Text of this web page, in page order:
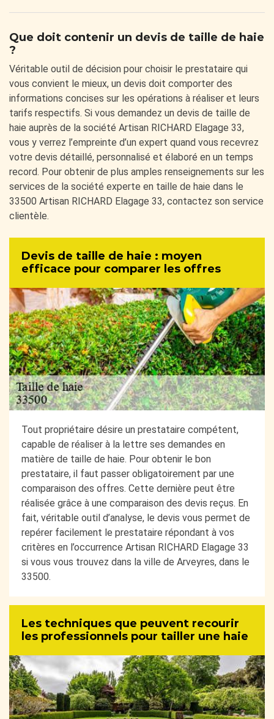
Que doit contenir un devis de taille de haie
?
Véritable outil de décision pour choisir le prestataire qui
vous convient le mieux, un devis doit comporter des
informations concises sur les opérations à réaliser et leurs
tarifs respectifs. Si vous demandez un devis de taille de
haie auprès de la société Artisan RICHARD Elagage 33,
vous y verrez l’empreinte d’un expert quand vous recevrez
votre devis détaillé, personnalisé et élaboré en un temps
record. Pour obtenir de plus amples renseignements sur les
services de la société experte en taille de haie dans le
33500 Artisan RICHARD Elagage 33, contactez son service
clientèle.
Devis de taille de haie : moyen
efficace pour comparer les offres
Tout propriétaire désire un prestataire compétent,
capable de réaliser à la lettre ses demandes en
matière de taille de haie. Pour obtenir le bon
prestataire, il faut passer obligatoirement par une
comparaison des offres. Cette dernière peut être
réalisée grâce à une comparaison des devis reçus. En
fait, véritable outil d’analyse, le devis vous permet de
repérer facilement le prestataire répondant à vos
critères en l’occurrence Artisan RICHARD Elagage 33
si vous vous trouvez dans la ville de Arveyres, dans le
33500.
Les techniques que peuvent recourir
les professionnels pour tailler une haie